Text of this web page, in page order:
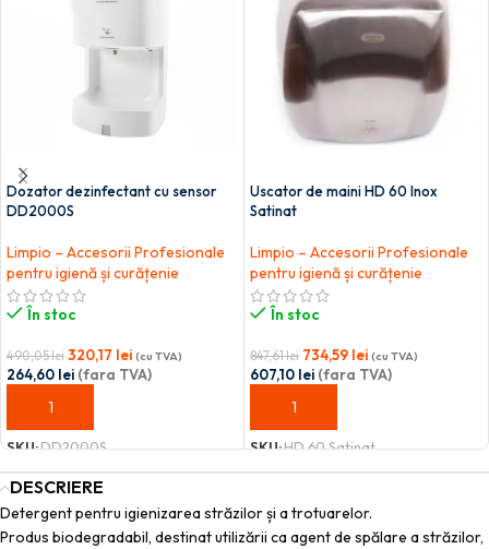
Dozator dezinfectant cu sensor
DD2000S
Limpio – Accesorii Profesionale
pentru igienă și curățenie
În stoc
490,05lei 320,17 lei (cu TVA)
264,60 lei (fara TVA)
ADAUGĂ ÎN COȘ
SKU:DD2000S
Uscator de maini HD 60 Inox
Satinat
Limpio – Accesorii Profesionale
pentru igienă și curățenie
În stoc
847,61lei 734,59 lei (cu TVA)
607,10 lei (fara TVA)
ADAUGĂ ÎN COȘ
SKU:HD 60 Satinat
DESCRIERE
Detergent pentru igienizarea străzilor și a trotuarelor.
Produs biodegradabil, destinat utilizării ca agent de spălare a străzilor,